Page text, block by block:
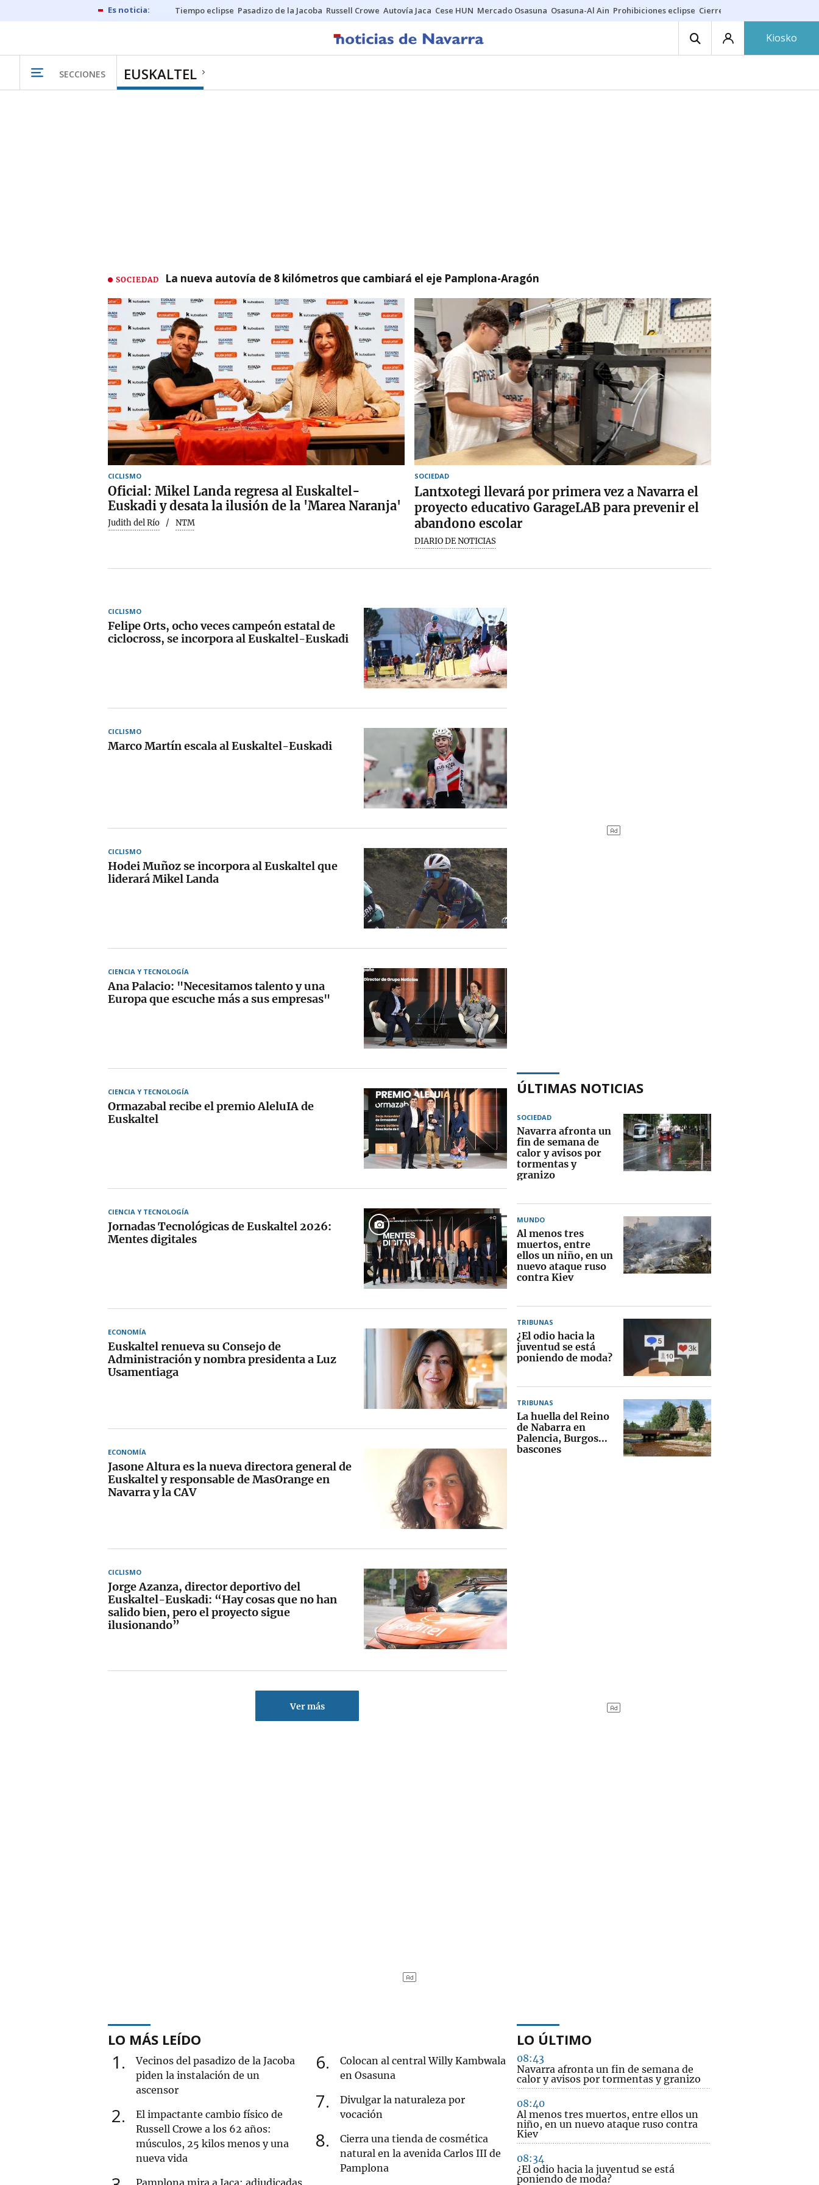
Tiempo eclipse Pasadizo de la Jacoba Russell Crowe Autovía Jaca Cese HUN Mercado Osasuna Osasuna-Al Ain Prohibiciones eclipse Cierre cosmética
Kiosko
SECCIONES EUSKALTEL
SOCIEDAD La nueva autovía de 8 kilómetros que cambiará el eje Pamplona-Aragón
CICLISMO
Oficial: Mikel Landa regresa al Euskaltel-
Euskadi y desata la ilusión de la 'Marea Naranja'
Judith del Río NTM
SOCIEDAD
Lantxotegi llevará por primera vez a Navarra el
proyecto educativo GarageLAB para prevenir el
abandono escolar
DIARIO DE NOTICIAS
CICLISMO
Felipe Orts, ocho veces campeón estatal de
ciclocross, se incorpora al Euskaltel-Euskadi
CICLISMO
Marco Martín escala al Euskaltel-Euskadi
CICLISMO
Hodei Muñoz se incorpora al Euskaltel que
liderará Mikel Landa
CIENCIA Y TECNOLOGÍA
Ana Palacio: "Necesitamos talento y una
Europa que escuche más a sus empresas"
CIENCIA Y TECNOLOGÍA
Ormazabal recibe el premio AleluIA de
Euskaltel
CIENCIA Y TECNOLOGÍA
Jornadas Tecnológicas de Euskaltel 2026:
Mentes digitales
ECONOMÍA
Euskaltel renueva su Consejo de
Administración y nombra presidenta a Luz
Usamentiaga
ECONOMÍA
Jasone Altura es la nueva directora general de
Euskaltel y responsable de MasOrange en
Navarra y la CAV
CICLISMO
Jorge Azanza, director deportivo del
Euskaltel-Euskadi: “Hay cosas que no han
salido bien, pero el proyecto sigue
ilusionando”
Ver más
ÚLTIMAS NOTICIAS
SOCIEDAD
Navarra afronta un
fin de semana de
calor y avisos por
tormentas y
granizo
MUNDO
Al menos tres
muertos, entre
ellos un niño, en un
nuevo ataque ruso
contra Kiev
TRIBUNAS
¿El odio hacia la
juventud se está
poniendo de moda?
TRIBUNAS
La huella del Reino
de Nabarra en
Palencia, Burgos...
bascones
LO MÁS LEÍDO
1
Vecinos del pasadizo de la Jacoba
piden la instalación de un
ascensor
2
El impactante cambio físico de
Russell Crowe a los 62 años:
músculos, 25 kilos menos y una
nueva vida
Pamplona mira a Jaca: adjudicadas
6
Colocan al central Willy Kambwala
en Osasuna
7
Divulgar la naturaleza por
vocación
8
Cierra una tienda de cosmética
natural en la avenida Carlos III de
Pamplona
LO ÚLTIMO
08:43
Navarra afronta un fin de semana de
calor y avisos por tormentas y granizo
08:40
Al menos tres muertos, entre ellos un
niño, en un nuevo ataque ruso contra
Kiev
08:34
¿El odio hacia la juventud se está
poniendo de moda?